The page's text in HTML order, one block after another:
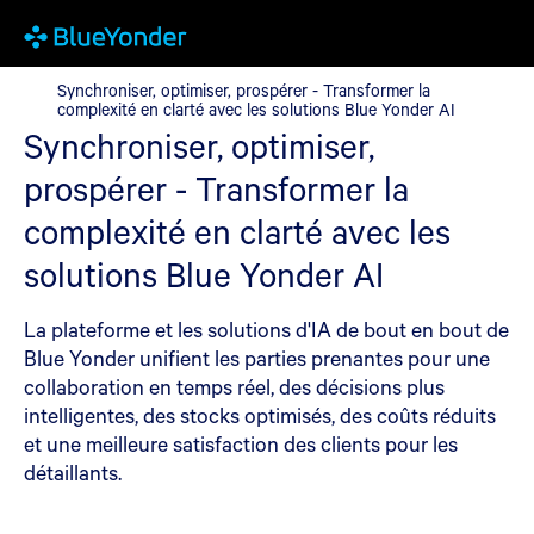
Synchroniser, optimiser, prospérer - Transformer la complexité
Synchroniser, optimiser, prospérer - Transformer la
complexité en clarté avec les solutions Blue Yonder AI
Synchroniser, optimiser,
prospérer - Transformer la
complexité en clarté avec les
solutions Blue Yonder AI
La plateforme et les solutions d'IA de bout en bout de
Blue Yonder unifient les parties prenantes pour une
collaboration en temps réel, des décisions plus
intelligentes, des stocks optimisés, des coûts réduits
et une meilleure satisfaction des clients pour les
détaillants.